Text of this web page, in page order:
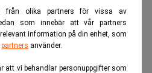
från olika partners för vissa av
som innebär att vår partners
information på din enhet, som
partners använder.
att vi behandlar personuppgifter som